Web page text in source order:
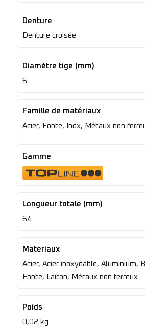
Denture
Denture croisée
Diamètre tige (mm)
6
Famille de matériaux
Acier, Fonte, Inox, Métaux non
Gamme
Longueur totale (mm)
64
Materiaux
Acier, Acier inoxydable, Aluminium,
Fonte, Laiton, Métaux non ferreux
Poids
0,02 kg